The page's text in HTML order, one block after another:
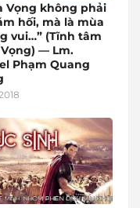
Vọng không phải
hối, mà là mùa
vui…” (Tĩnh tâm
— Lm.
Phạm Quang